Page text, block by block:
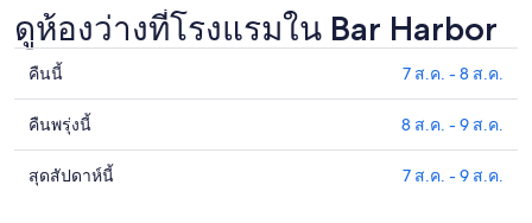
ดูห้องว่างที่โรงแรมใน Bar Harbor
ดูรา
คา
ที่พัก
ใน
Bar
คืนนี้ 7 ส.ค. - 8 ส.ค.
ดูรา
คา
ที่พัก
คืนพรุ่งนี้ 8 ส.ค. - 9 ส.ค.
ดูรา
สุดสัปดาห์นี้ 7 ส.ค. - 9 ส.ค.